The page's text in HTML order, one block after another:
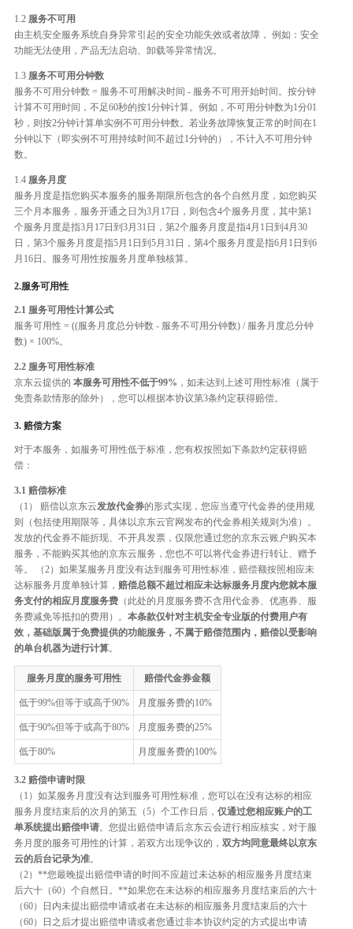
1.2 服务不可用
由主机安全服务系统自身异常引起的安全功能失效或者故障， 例如：安全
功能无法使用，产品无法启动、卸载等异常情况。
1.3 服务不可用分钟数
服务不可用分钟数 = 服务不可用解决时间 - 服务不可用开始时间。按分钟
计算不可用时间，不足60秒的按1分钟计算。例如，不可用分钟数为1分01
秒，则按2分钟计算单实例不可用分钟数。若业务故障恢复正常的时间在1
分钟以下（即实例不可用持续时间不超过1分钟的），不计入不可用分钟
数。
1.4 服务月度
服务月度是指您购买本服务的服务期限所包含的各个自然月度，如您购买
三个月本服务，服务开通之日为3月17日，则包含4个服务月度，其中第1
个服务月度是指3月17日到3月31日，第2个服务月度是指4月1日到4月30
日，第3个服务月度是指5月1日到5月31日，第4个服务月度是指6月1日到6
月16日。服务可用性按服务月度单独核算。
2.服务可用性
2.1 服务可用性计算公式
服务可用性 = ((服务月度总分钟数 - 服务不可用分钟数) / 服务月度总分钟
数) × 100%。
2.2 服务可用性标准
京东云提供的 本服务可用性不低于99% ，如未达到上述可用性标准（属于
免责条款情形的除外），您可以根据本协议第3条约定获得赔偿。
3. 赔偿方案
对于本服务，如服务可用性低于标准，您有权按照如下条款约定获得赔
偿：
3.1 赔偿标准
（1） 赔偿以京东云发放代金券的形式实现，您应当遵守代金券的使用规
则（包括使用期限等，具体以京东云官网发布的代金券相关规则为准）。
发放的代金券不能折现、不开具发票，仅限您通过您的京东云账户购买本
服务，不能购买其他的京东云服务，您也不可以将代金券进行转让、赠予
等。 （2）如果某服务月度没有达到服务可用性标准，赔偿额按照相应未
达标服务月度单独计算， 赔偿总额不超过相应未达标服务月度内您就本服
务支付的相应月度服务费 （此处的月度服务费不含用代金券、优惠券、服
务费减免等抵扣的费用）。 本条款仅针对主机安全专业版的付费用户有
效，基础版属于免费提供的功能服务，不属于赔偿范围内，赔偿以受影响
的单台机器为进行计算。
服务月度的服务可用性 赔偿代金券金额
低于99%但等于或高于90% 月度服务费的10%
低于90%但等于或高于80% 月度服务费的25%
低于80% 月度服务费的100%
3.2 赔偿申请时限
（1）如某服务月度没有达到服务可用性标准，您可以在没有达标的相应
服务月度结束后的次月的第五（5）个工作日后， 仅通过您相应账户的工
单系统提出赔偿申请。您提出赔偿申请后京东云会进行相应核实，对于服
务月度的服务可用性的计算，若双方出现争议的， 双方均同意最终以京东
云的后台记录为准。
（2）**您最晚提出赔偿申请的时间不应超过未达标的相应服务月度结束
后六十（60）个自然日。**如果您在未达标的相应服务月度结束后的六十
（60）日内未提出赔偿申请或者在未达标的相应服务月度结束后的六十
（60）日之后才提出赔偿申请或者您通过非本协议约定的方式提出申请